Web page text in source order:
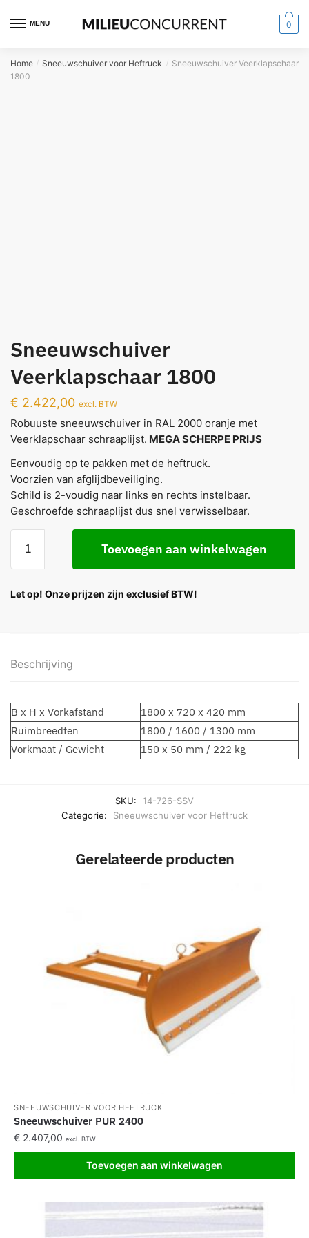
MENU 0
Home / Sneeuwschuiver voor Heftruck / Sneeuwschuiver Veerklapschaar
1800
Sneeuwschuiver
Veerklapschaar 1800
€ 2.422,00 excl. BTW
Robuuste sneeuwschuiver in RAL 2000 oranje met
Veerklapschaar schraaplijst. MEGA SCHERPE PRIJS
Eenvoudig op te pakken met de heftruck.
Voorzien van afglijdbeveiliging.
Schild is 2-voudig naar links en rechts instelbaar.
Geschroefde schraaplijst dus snel verwisselbaar.
Toevoegen aan winkelwagen
Let op! Onze prijzen zijn exclusief BTW!
Beschrijving
B x H x Vorkafstand
1800 x 720 x 420 mm
Ruimbreedten
1800 / 1600 / 1300 mm
Vorkmaat / Gewicht
150 x 50 mm / 222 kg
SKU:
14-726-SSV
Categorie:
Sneeuwschuiver voor Heftruck
Gerelateerde producten
SNEEUWSCHUIVER VOOR HEFTRUCK
Sneeuwschuiver PUR 2400
€ 2.407,00 excl. BTW
Toevoegen aan winkelwagen